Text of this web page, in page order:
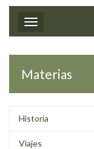
Toggle navigation
Materias
Historia
Viajes